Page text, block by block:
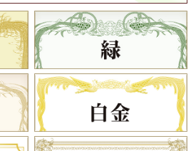
50,000円 50,001円～